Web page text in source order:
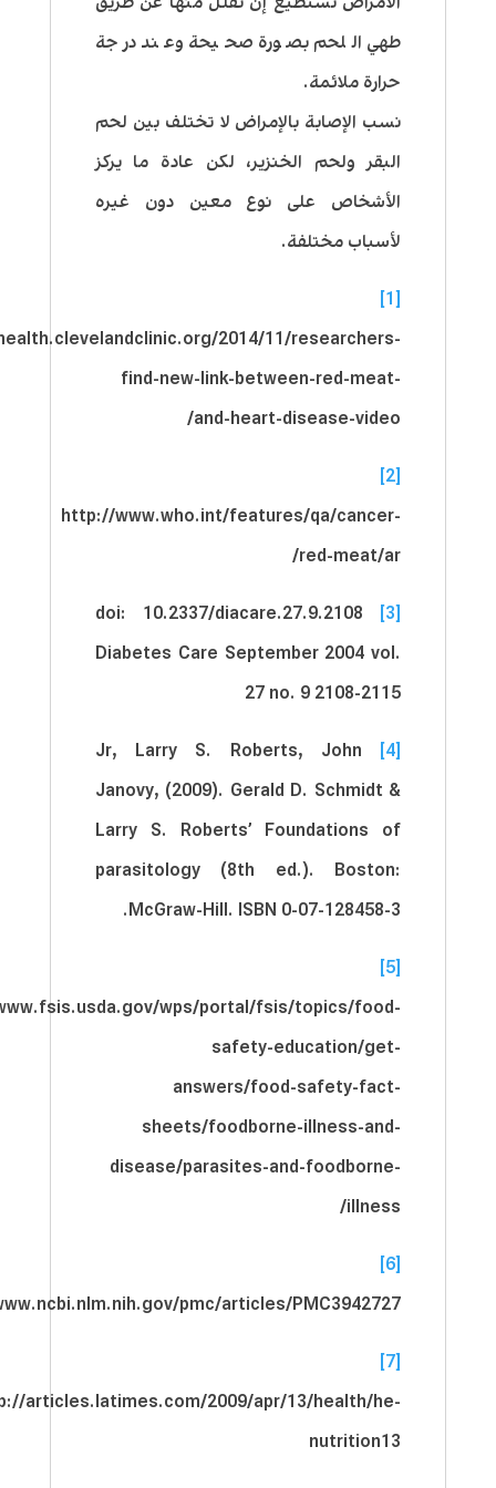
طهي اللحم بصورة صحيحة وعند درجة
حرارة ملائمة.
نسب الإصابة بالإمراض لا تختلف بين لحم
البقر ولحم الخنزير، لكن عادة ما يركز
الأشخاص على نوع معين دون غيره
لأسباب مختلفة.
[1]
2014/11/researchers-
find-new-link-between-red-meat-
and-heart-disease-video/
[2]
http://www.who.int/features/qa/cancer-
red-meat/ar/
[3]
doi: 10.2337/diacare.27.9.2108
Diabetes Care September 2004 vol.
27 no. 9 2108-2115
[4]
Jr, Larry S. Roberts, John
Janovy, (2009). Gerald D. Schmidt &
Larry S. Roberts’ Foundations of
parasitology (8th ed.). Boston:
McGraw-Hill. ISBN 0-07-128458-3.
[5]
wps/portal/fsis/topics/food-
safety-education/get-
answers/food-safety-fact-
sheets/foodborne-illness-and-
disease/parasites-and-foodborne-
illness/
[6]
pmc/articles/PMC3942727/
[7]
articles.latimes.com/2009/apr/13/health/he-
nutrition13